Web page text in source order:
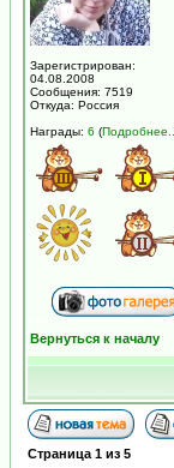
Зарегистрирован:
04.08.2008
Сообщения: 7519
Откуда: Россия
Награды: 6 (Подробнее...
Вернуться к началу
Страница 1 из 5